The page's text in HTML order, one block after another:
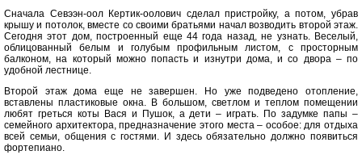
Сначала Севээн-оол Кертик-оолович сделал пристройку, а потом, убрав
крышу и потолок, вместе со своими братьями начал возводить второй этаж.
Сегодня этот дом, построенный еще 44 года назад, не узнать. Веселый,
облицованный белым и голубым профильным листом, с просторным
балконом, на который можно попасть и изнутри дома, и со двора – по
удобной лестнице.
Второй этаж дома еще не завершен. Но уже подведено отопление,
вставлены пластиковые окна. В большом, светлом и теплом помещении
любят греться коты Вася и Пушок, а дети – играть. По задумке папы –
семейного архитектора, предназначение этого места – особое: для отдыха
всей семьи, общения с гостями. И здесь обязательно должно появиться
фортепиано.